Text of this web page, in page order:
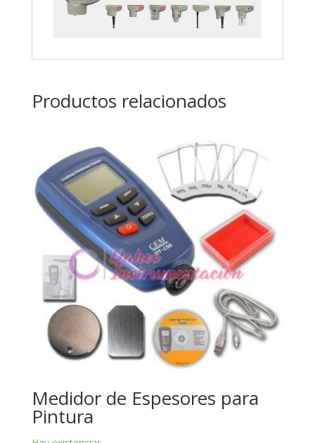
Productos relacionados
Medidor de Espesores para
Pintura